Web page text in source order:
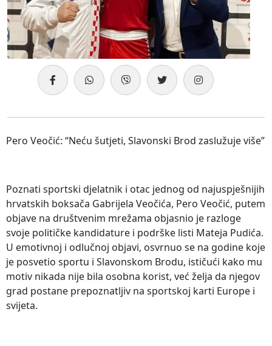
Pero Veočić: “Neću šutjeti, Slavonski Brod zaslužuje više”
Poznati sportski djelatnik i otac jednog od najuspješnijih
hrvatskih boksača Gabrijela Veočića, Pero Veočić, putem
objave na društvenim mrežama objasnio je razloge
svoje političke kandidature i podrške listi Mateja Pudića.
U emotivnoj i odlučnoj objavi, osvrnuo se na godine koje
je posvetio sportu i Slavonskom Brodu, ističući kako mu
motiv nikada nije bila osobna korist, već želja da njegov
grad postane prepoznatljiv na sportskoj karti Europe i
svijeta.